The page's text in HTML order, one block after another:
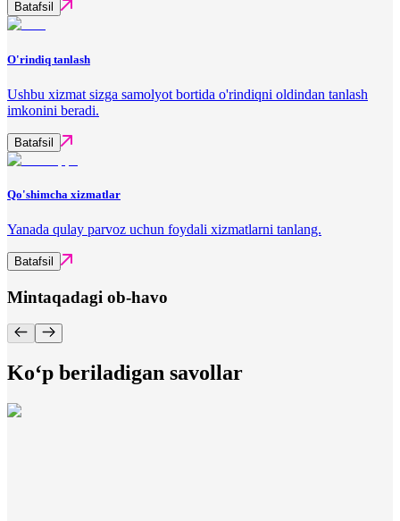
Batafsil
O'rindiq tanlash
Ushbu xizmat sizga samolyot bortida o'rindiqni oldindan tanlash
imkonini beradi.
Batafsil
Qo'shimcha xizmatlar
Yanada qulay parvoz uchun foydali xizmatlarni tanlang.
Batafsil
Mintaqadagi ob-havo
Ko‘p beriladigan savollar